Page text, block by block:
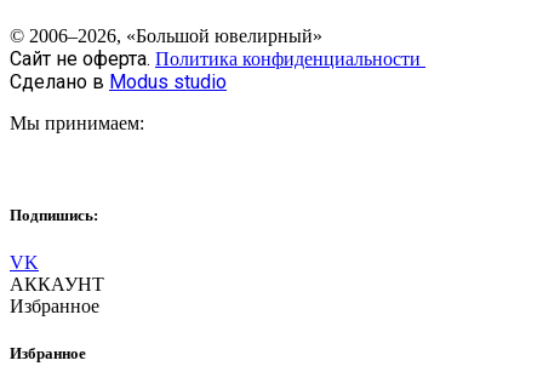
© 2006–2026, «Большой ювелирный»
Сайт не оферта. Политика конфиденциальности
Сделано в Modus studio
Мы принимаем:
Подпишись:
VK
АККАУНТ
Избранное
Избранное